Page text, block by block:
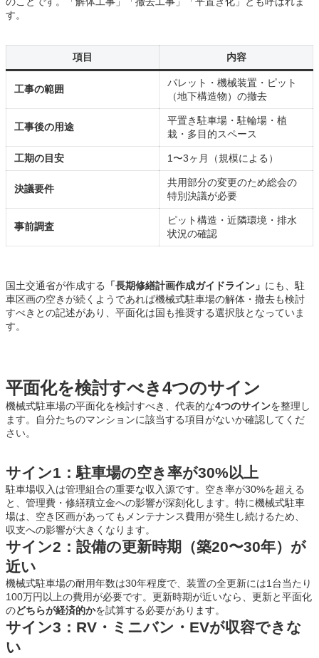
す。
項目 内容
工事の範囲
パレット・機械装置・ピット
（地下構造物）の撤去
工事後の用途
平置き駐車場・駐輪場・植
栽・多目的スペース
工期の目安 1〜3ヶ月（規模による）
決議要件
共用部分の変更のため総会の
特別決議が必要
事前調査
ピット構造・近隣環境・排水
状況の確認
国土交通省が作成する 「長期修繕計画作成ガイドライン」 にも、駐
車区画の空きが続くようであれば機械式駐車場の解体・撤去も検討
すべきとの記述があり、平面化は国も推奨する選択肢となっていま
す。
平面化を検討すべき4つのサイン
機械式駐車場の平面化を検討すべき、代表的な4つのサインを整理し
ます。自分たちのマンションに該当する項目がないか確認してくだ
さい。
サイン1：駐車場の空き率が30%以上
駐車場収入は管理組合の重要な収入源です。空き率が30%を超える
と、管理費・修繕積立金への影響が深刻化します。特に機械式駐車
場は、空き区画があってもメンテナンス費用が発生し続けるため、
収支への影響が大きくなります。
サイン2：設備の更新時期（築20〜30年）が
近い
機械式駐車場の耐用年数は30年程度で、装置の全更新には1台当たり
100万円以上の費用が必要です。更新時期が近いなら、更新と平面化
のどちらが経済的かを試算する必要があります。
サイン3：RV・ミニバン・EVが収容できな
い